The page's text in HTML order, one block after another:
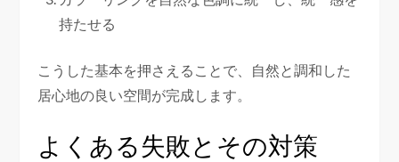
持たせる
こうした基本を押さえることで、自然と調和した
居心地の良い空間が完成します。
よくある失敗とその対策